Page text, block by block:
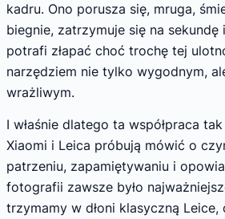
kadru. Ono porusza się, mruga,
biegnie, zatrzymuje się na
potrafi złapać choć trochę tej
narzędziem nie tylko wygodnym,
wrażliwym.
I właśnie dlatego ta współpraca
Xiaomi i Leica próbują mówić o
patrzeniu, zapamiętywaniu i
fotografii zawsze było
trzymamy w dłoni klasyczną